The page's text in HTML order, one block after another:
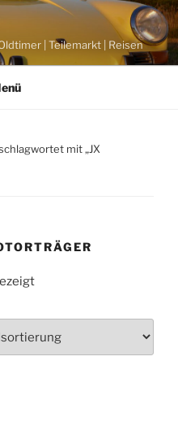
| Teilemarkt | Reisen
mit „JX